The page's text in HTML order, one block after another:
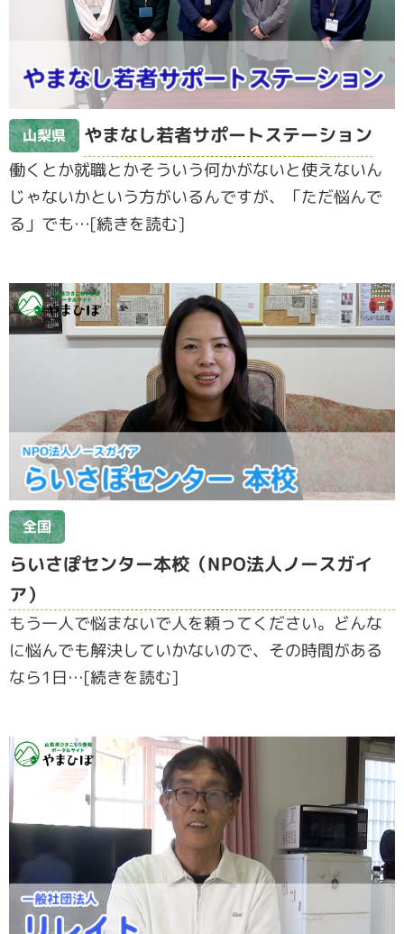
山梨県 やまなし若者サポートステーション
働くとか就職とかそういう何かがないと使えないん
じゃないかという方がいるんですが、「ただ悩んで
る」でも…[続きを読む]
全国
らいさぽセンター本校（NPO法人ノースガイ
ア）
もう一人で悩まないで人を頼ってください。どんな
に悩んでも解決していかないので、その時間がある
なら1日…[続きを読む]